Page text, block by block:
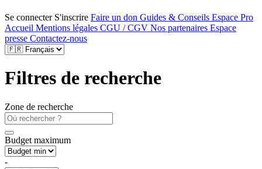
Se connecter S'inscrire Faire un don Guides & Conseils Espace Pro
Accueil Mentions légales CGU / CGV Nos partenaires Espace
presse Contactez-nous
Filtres de recherche
Zone de recherche
Budget maximum
-